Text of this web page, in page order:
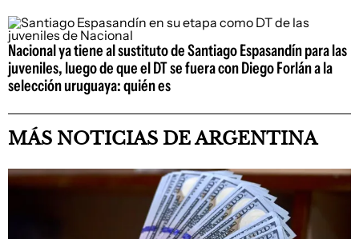
Nacional ya tiene al sustituto de Santiago Espasandín para las
juveniles, luego de que el DT se fuera con Diego Forlán a la
selección uruguaya: quién es
MÁS NOTICIAS DE ARGENTINA